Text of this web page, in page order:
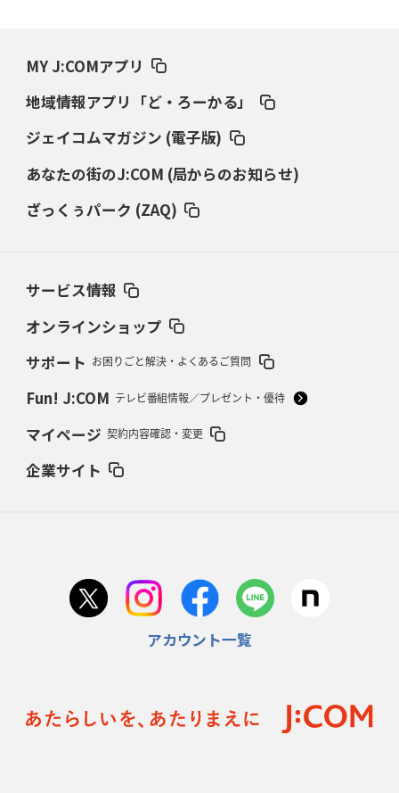
ダイナボアーズ、“逆輸入SO”三宅駿
「ニュージーランドのフレア（閃
2026年3月5日(木)更新
2026年2月19日(木)更新
37年女子W杯招致への課題と期待
2026年2月12日(木)更新
2026年2月5日(木)更新
占い方
首位スピアーズ、充実の攻撃力 「湧き出る」パスでトライ量産
2026年1月8日(木)更新
ルディケ「15番はゲームドライバ
MY J:COMアプリ
地域情報アプリ「ど・ろーかる」
ジェイコムマガジン (電子版)
あなたの街のJ:COM (局からのお知らせ)
ざっくぅパーク (ZAQ)
サービス情報
オンラインショップ
サポート お困りごと解決・よくあるご質問
Fun! J:COM テレビ番組情報／プレゼント・優待
マイページ 契約内容確認・変更
企業サイト
アカウント一覧